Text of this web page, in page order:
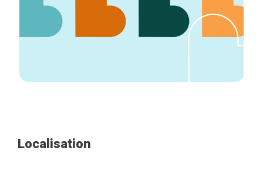
Localisation